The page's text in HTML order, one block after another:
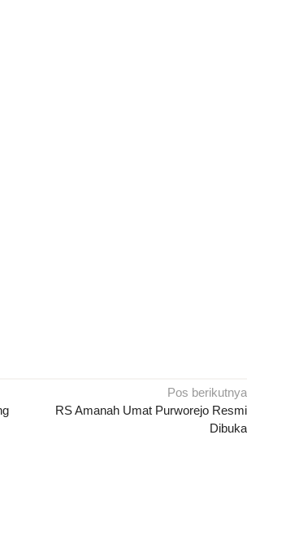
Pos berikutnya
RS Amanah Umat Purworejo Resmi
Dibuka